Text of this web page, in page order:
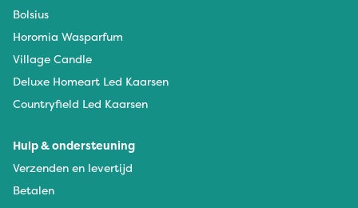
Bolsius
Horomia Wasparfum
Village Candle
Deluxe Homeart Led Kaarsen
Countryfield Led Kaarsen
Hulp & ondersteuning
Verzenden en levertijd
Betalen